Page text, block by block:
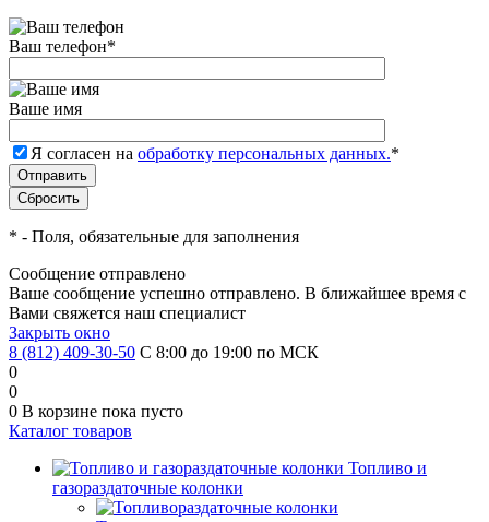
Ваш телефон*
Ваше имя
Я согласен на обработку персональных данных.*
* - Поля, обязательные для заполнения
Сообщение отправлено
Ваше сообщение успешно отправлено. В ближайшее время с
Вами свяжется наш специалист
Закрыть окно
8 (812) 409-30-50 С 8:00 до 19:00 по МСК
0
0
0 В корзине пока пусто
Каталог товаров
Топливо и
газораздаточные колонки